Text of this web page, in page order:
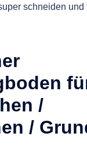
schneiden und
/
/